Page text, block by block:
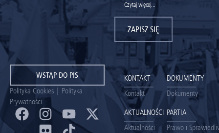
Czytaj więcej...
ZAPISZ SIĘ
WSTĄP DO PIS
Polityka Cookies | Polityka
Prywatności
KONTAKT
Kontakt
DOKUMENTY
Dokumenty
AKTUALNOŚCI
Aktualności
PARTIA
Prawo i